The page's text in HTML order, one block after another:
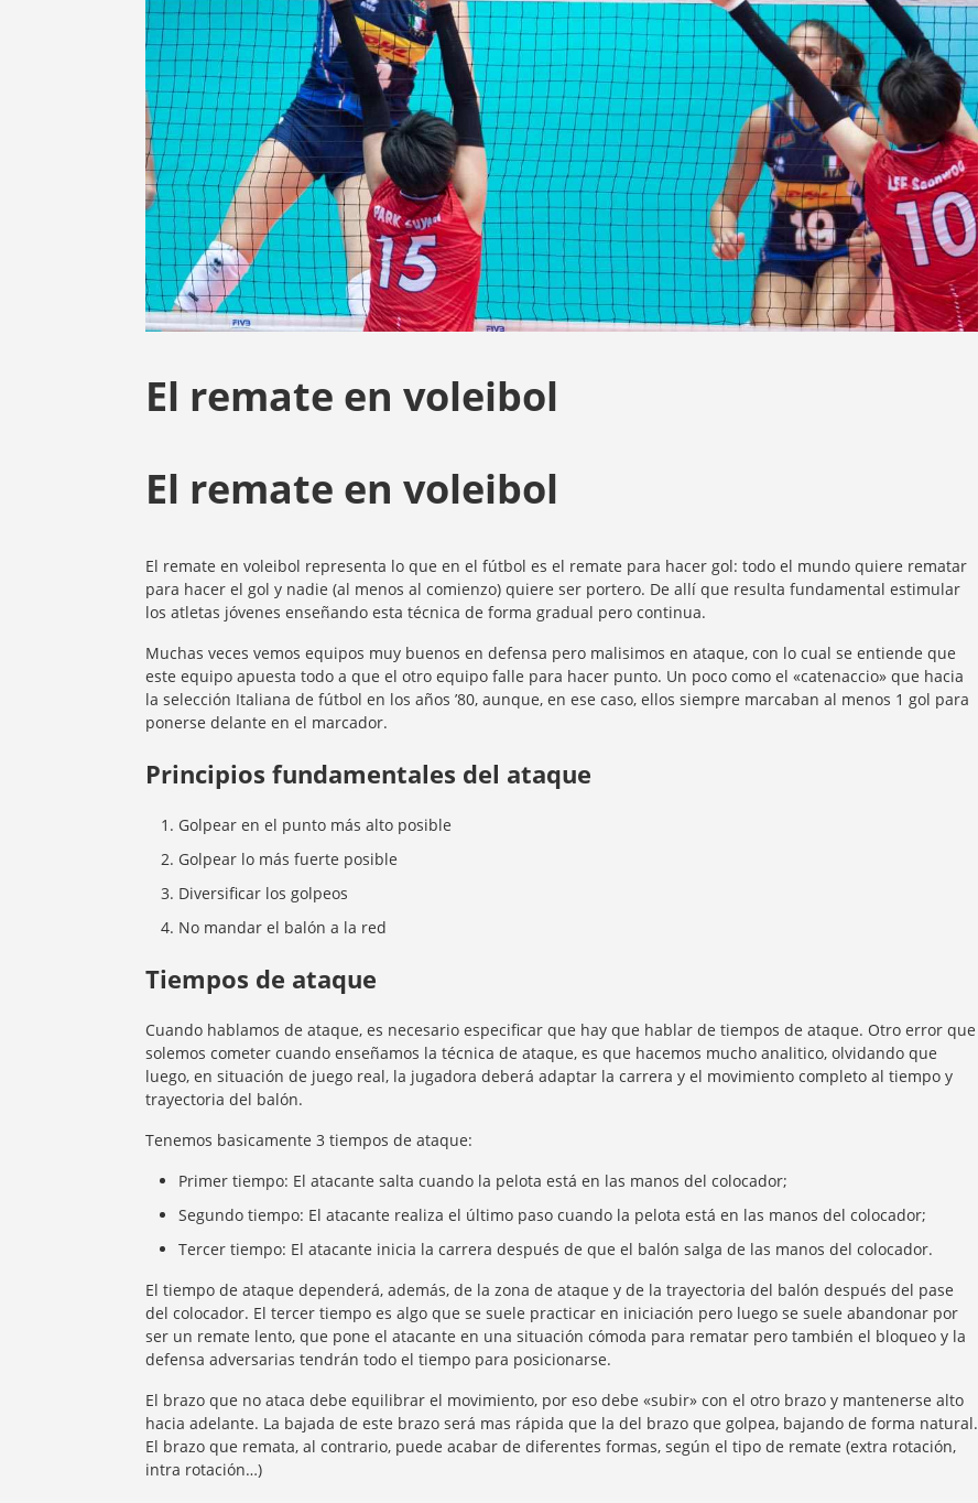
El remate en voleibol
El remate en voleibol
El remate en voleibol representa lo que en el fútbol es el remate para hacer gol: todo el mundo quiere rematar
para hacer el gol y nadie (al menos al comienzo) quiere ser portero. De allí que resulta fundamental estimular
los atletas jóvenes enseñando esta técnica de forma gradual pero continua.
Muchas veces vemos equipos muy buenos en defensa pero malisimos en ataque, con lo cual se entiende que
este equipo apuesta todo a que el otro equipo falle para hacer punto. Un poco como el «catenaccio» que hacia
la selección Italiana de fútbol en los años ’80, aunque, en ese caso, ellos siempre marcaban al menos 1 gol para
ponerse delante en el marcador.
Principios fundamentales del ataque
Golpear en el punto más alto posible
Golpear lo más fuerte posible
Diversificar los golpeos
No mandar el balón a la red
Tiempos de ataque
Cuando hablamos de ataque, es necesario especificar que hay que hablar de tiempos de ataque. Otro error que
solemos cometer cuando enseñamos la técnica de ataque, es que hacemos mucho analitico, olvidando que
luego, en situación de juego real, la jugadora deberá adaptar la carrera y el movimiento completo al tiempo y
trayectoria del balón.
Tenemos basicamente 3 tiempos de ataque:
Primer tiempo: El atacante salta cuando la pelota está en las manos del colocador;
Segundo tiempo: El atacante realiza el último paso cuando la pelota está en las manos del colocador;
Tercer tiempo: El atacante inicia la carrera después de que el balón salga de las manos del colocador.
El tiempo de ataque dependerá, además, de la zona de ataque y de la trayectoria del balón después del pase
del colocador. El tercer tiempo es algo que se suele practicar en iniciación pero luego se suele abandonar por
ser un remate lento, que pone el atacante en una situación cómoda para rematar pero también el bloqueo y la
defensa adversarias tendrán todo el tiempo para posicionarse.
El brazo que no ataca debe equilibrar el movimiento, por eso debe «subir» con el otro brazo y mantenerse alto
hacia adelante. La bajada de este brazo será mas rápida que la del brazo que golpea, bajando de forma natural.
El brazo que remata, al contrario, puede acabar de diferentes formas, según el tipo de remate (extra rotación,
intra rotación…)